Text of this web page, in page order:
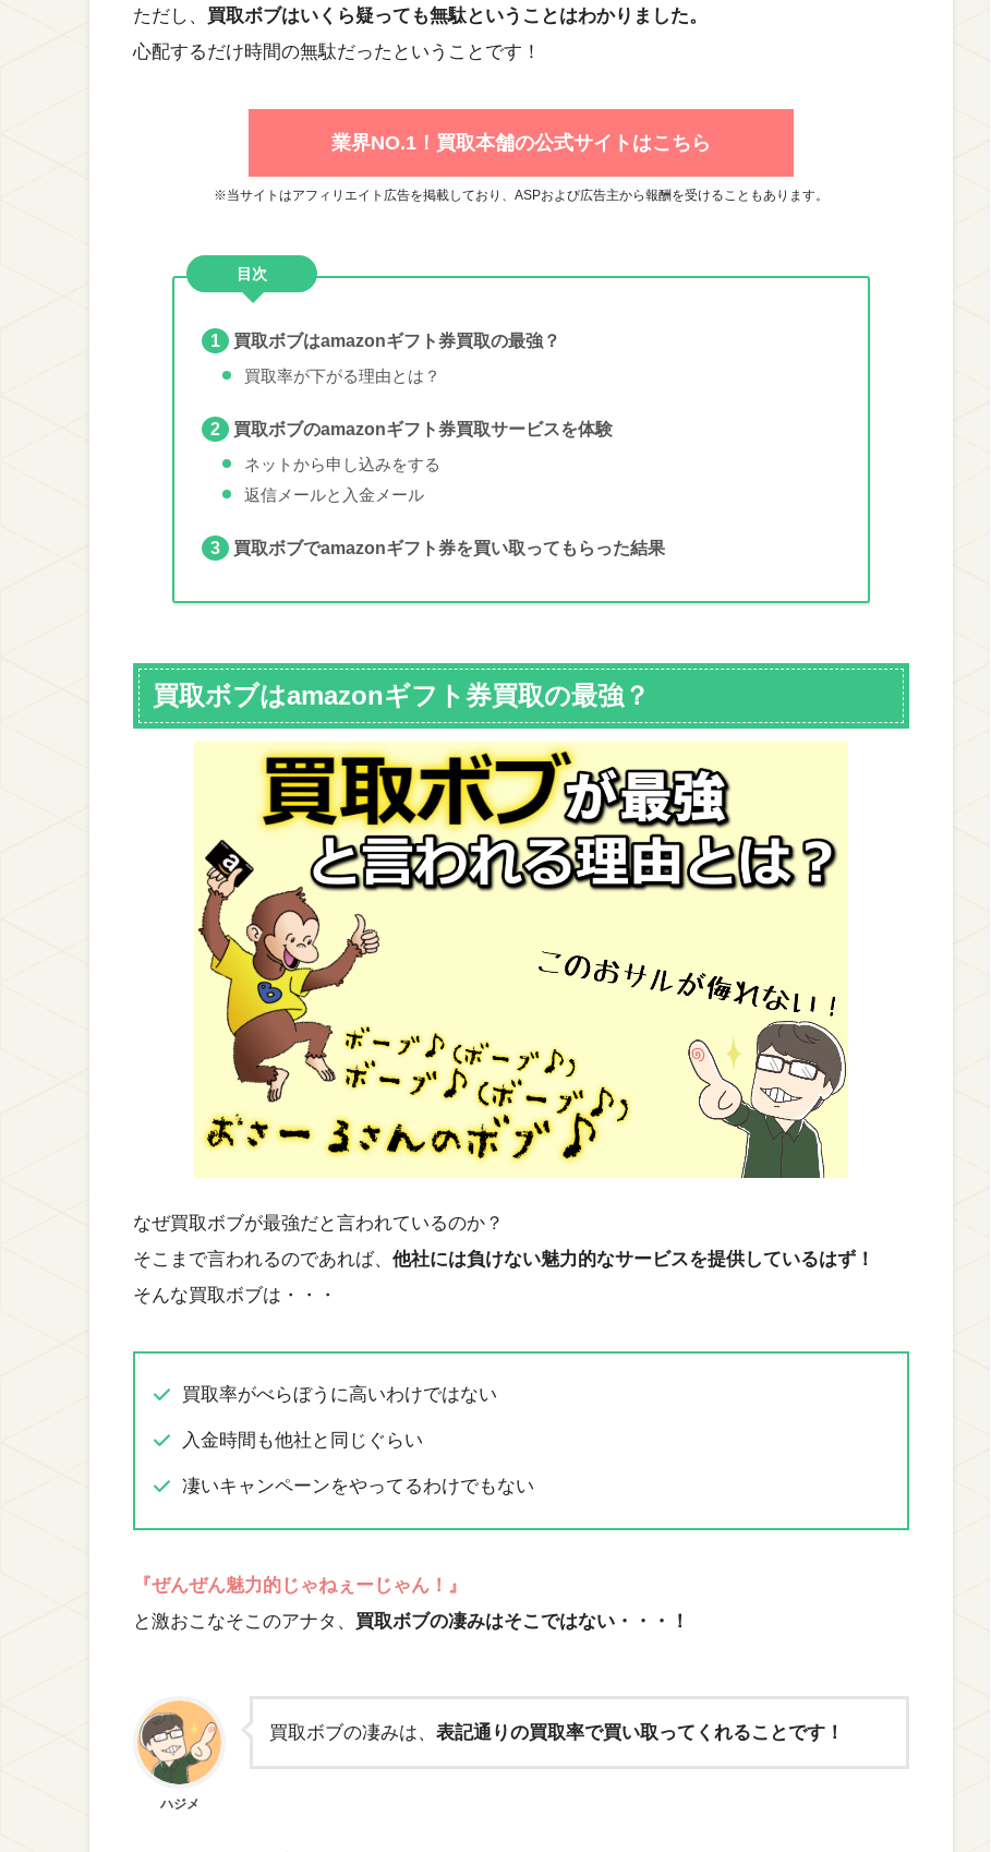
ただし、 買取ボブはいくら疑っても無駄ということはわかりました。
心配するだけ時間の無駄だったということです！
業界NO.1！買取本舗の公式サイトはこちら
※当サイトはアフィリエイト広告を掲載しており、ASPおよび広告主から報酬を受けることもあります。
目次
1 買取ボブはamazonギフト券買取の最強？
買取率が下がる理由とは？
2 買取ボブのamazonギフト券買取サービスを体験
ネットから申し込みをする
返信メールと入金メール
3 買取ボブでamazonギフト券を買い取ってもらった結果
買取ボブはamazonギフト券買取の最強？
なぜ買取ボブが最強だと言われているのか？
そこまで言われるのであれば、 他社には負けない魅力的なサービスを提供しているはず！
そんな買取ボブは・・・
買取率がべらぼうに高いわけではない
入金時間も他社と同じぐらい
凄いキャンペーンをやってるわけでもない
『ぜんぜん魅力的じゃねぇーじゃん！』
と激おこなそこのアナタ、 買取ボブの凄みはそこではない・・・！
ハジメ
買取ボブの凄みは、 表記通りの買取率で買い取ってくれることです！